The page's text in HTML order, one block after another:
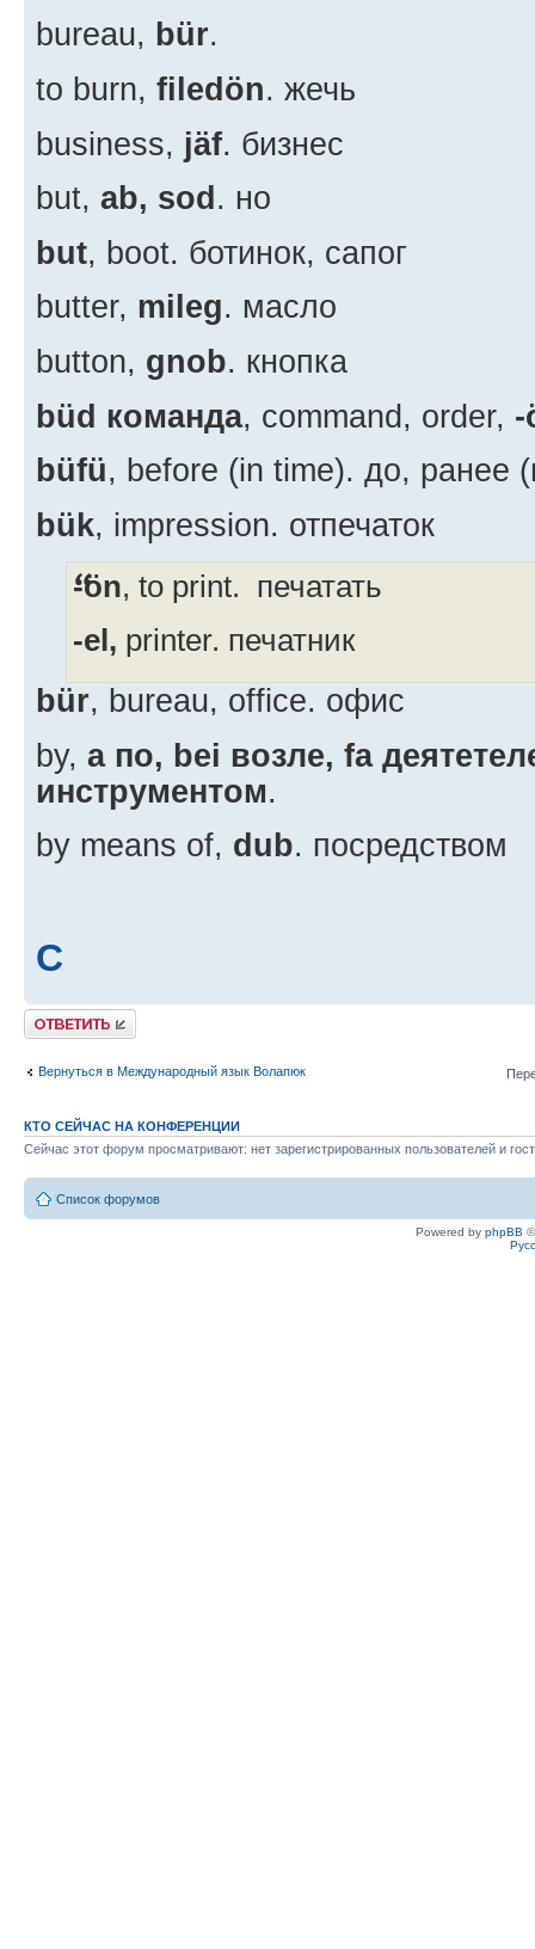
bureau, bür.
to burn, filedön. жечь
business, jäf. бизнес
but, ab, sod. но
but, boot. ботинок, сапог
butter, mileg. масло
button, gnob. кнопка
büd команда, command, order, -
büfü, before (in time). до, ранее
bük, impression. отпечаток
-ön, to print. печатать
-el, printer. печатник
bür, bureau, office. офис
by, a по, bei возле, fa
инструментом.
by means of, dub. посредством
C
Ответить
Вернуться в Международный язык Волапюк
КТО СЕЙЧАС НА КОНФЕРЕНЦИИ
Сейчас этот форум просматривают: нет зарегистрированных пользователей и
Список форумов
Powered by phpBB